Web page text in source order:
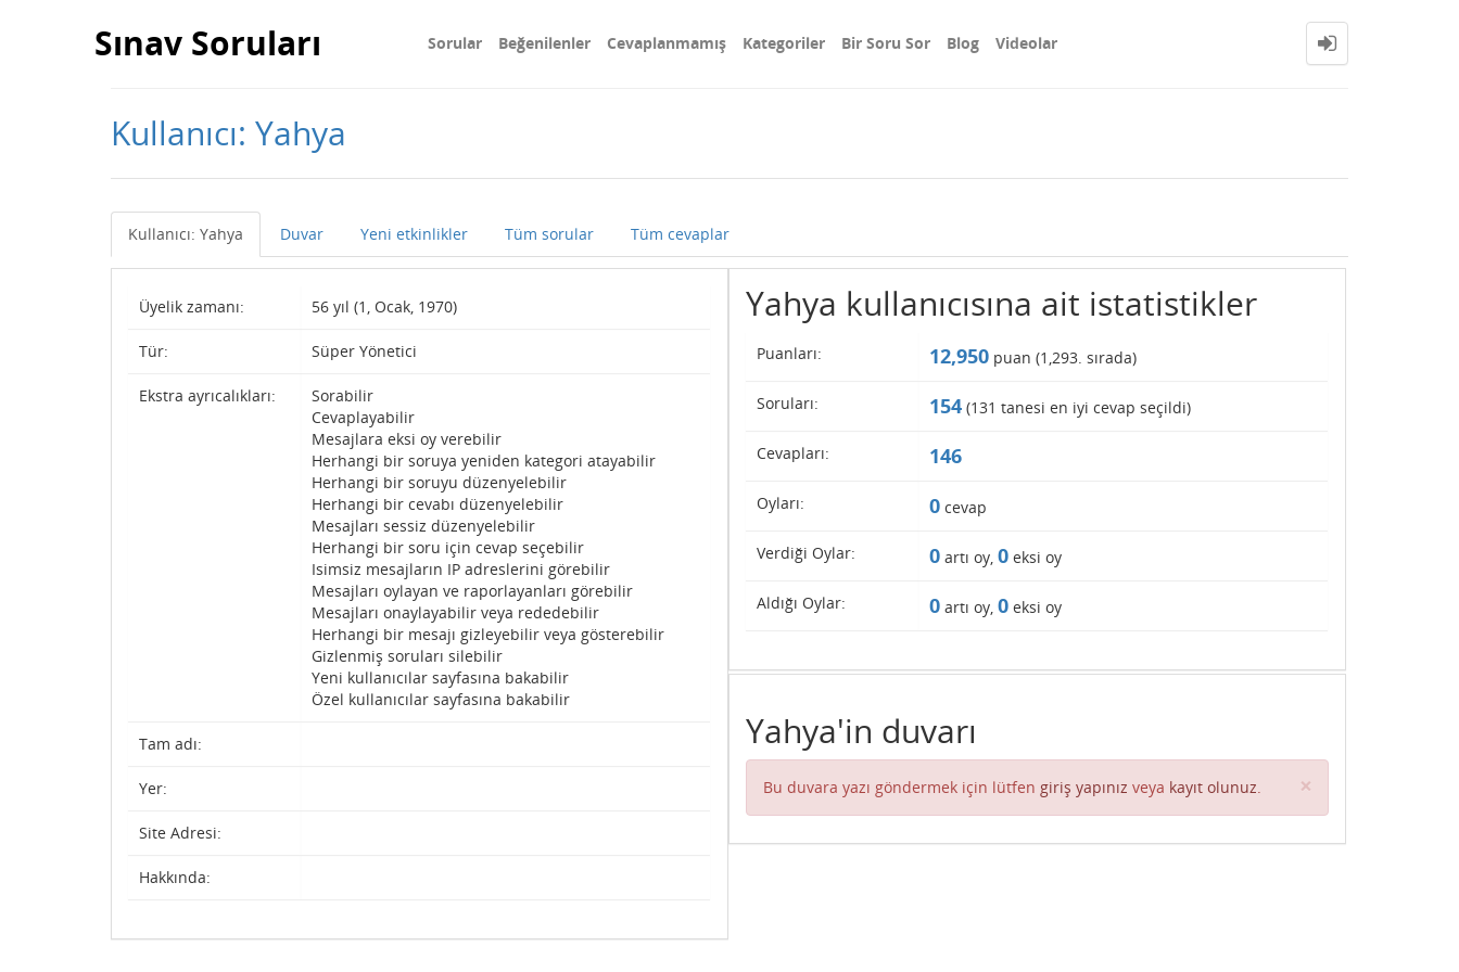
Sınav Soruları Sorular Beğenilenler Cevaplanmamış Kategoriler Bir Soru Sor Blog Videolar
Kullanıcı: Yahya
Kullanıcı: Yahya Duvar Yeni etkinlikler Tüm sorular Tüm cevaplar
Üyelik zamanı: 56 yıl (1, Ocak, 1970)
Tür: Süper Yönetici
Ekstra ayrıcalıkları:
Sorabilir
Cevaplayabilir
Mesajlara eksi oy verebilir
Herhangi bir soruya yeniden kategori atayabilir
Herhangi bir soruyu düzenyelebilir
Herhangi bir cevabı düzenyelebilir
Mesajları sessiz düzenyelebilir
Herhangi bir soru için cevap seçebilir
Isimsiz mesajların IP adreslerini görebilir
Mesajları oylayan ve raporlayanları görebilir
Mesajları onaylayabilir veya rededebilir
Herhangi bir mesajı gizleyebilir veya gösterebilir
Gizlenmiş soruları silebilir
Yeni kullanıcılar sayfasına bakabilir
Özel kullanıcılar sayfasına bakabilir
Tam adı:
Yer:
Site Adresi:
Hakkında:
Yahya kullanıcısına ait istatistikler
Puanları: 12,950puan (1,293. sırada)
Soruları: 154(131 tanesi en iyi cevap seçildi)
Cevapları: 146
Oyları: 0cevap
Verdiği Oylar: 0artı oy, 0eksi oy
Aldığı Oylar: 0artı oy, 0eksi oy
Yahya'in duvarı
Bu duvara yazı göndermek için lütfen giriş yapınız veya kayıt olunuz. ×